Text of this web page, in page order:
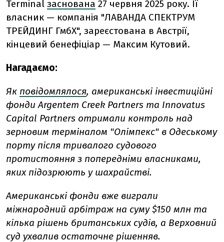
Terminal заснована 27 червня 2025 року. Її
власник — компанія "ЛАВАНДА СПЕКТРУМ
ТРЕЙДИНГ ГмбХ", зареєстована в Австрії,
кінцевий бенефіціар — Максим Кутовий.
Нагадаємо:
Як повідомлялося, американські інвестиційні
фонди Argentem Creek Partners та Innovatus
Capital Partners отримали контроль над
зерновим терміналом "Олімпекс" в Одеському
порту після тривалого судового
протистояння з попередніми власниками,
яких підозрюють у шахрайстві.
Американські фонди вже виграли
міжнародний арбітраж на суму $150 млн та
кілька рішень британських судів, а Верховний
суд ухвалив остаточне рішенняв.